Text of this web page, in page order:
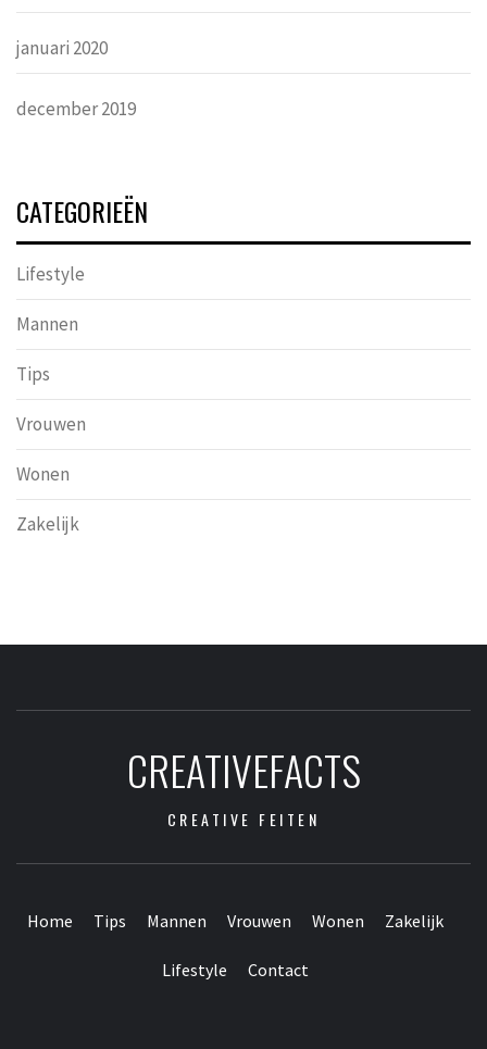
januari 2020
december 2019
CATEGORIEËN
Lifestyle
Mannen
Tips
Vrouwen
Wonen
Zakelijk
CREATIVEFACTS
CREATIVE FEITEN
Home Tips Mannen Vrouwen Wonen Zakelijk
Lifestyle Contact